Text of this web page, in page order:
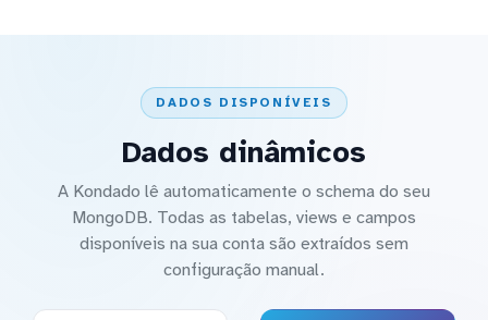
DADOS DISPONÍVEIS
Dados dinâmicos
A Kondado lê automaticamente o schema do seu
MongoDB. Todas as tabelas, views e campos
disponíveis na sua conta são extraídos sem
configuração manual.